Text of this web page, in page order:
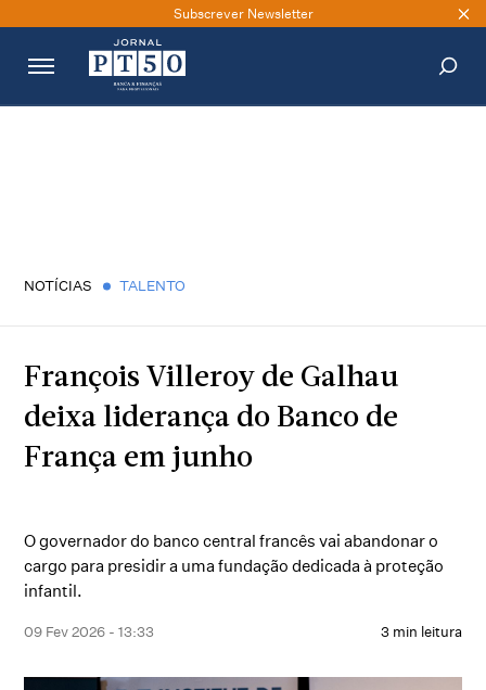
Subscrever Newsletter
NOTÍCIAS TALENTO
François Villeroy de Galhau
deixa liderança do Banco de
França em junho
O governador do banco central francês vai abandonar o
cargo para presidir a uma fundação dedicada à proteção
infantil.
09 Fev 2026 - 13:33 3 min leitura